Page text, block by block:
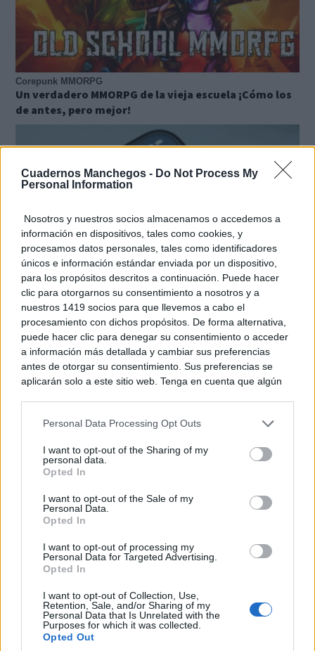
Cuadernos Manchegos - Do Not Process My
Personal Information
Nosotros y nuestros socios almacenamos o accedemos a
información en dispositivos, tales como cookies, y
procesamos datos personales, tales como identificadores
únicos e información estándar enviada por un dispositivo,
para los propósitos descritos a continuación. Puede hacer
clic para otorgarnos su consentimiento a nosotros y a
nuestros 1419 socios para que llevemos a cabo el
procesamiento con dichos propósitos. De forma alternativa,
puede hacer clic para denegar su consentimiento o acceder
a información más detallada y cambiar sus preferencias
antes de otorgar su consentimiento. Sus preferencias se
aplicarán solo a este sitio web. Tenga en cuenta que algún
rechazar tal procesamiento. Puede cambiar sus preferencias
a este sitio y haciendo clic en el botón "Privacidad" en la
parte inferior de la página web.
Please note that this website/app uses one or more Google
services and may gather and store information including but
not limited to your visit or usage behaviour. You may click to
use your data for below specified purposes in below Google
consent section.
Personal Data Processing Opt Outs
I want to opt-out of the Sharing of my
personal data.
Opted In
I want to opt-out of the Sale of my
Personal Data.
Opted In
I want to opt-out of processing my
Personal Data for Targeted Advertising.
Opted In
I want to opt-out of Collection, Use,
Retention, Sale, and/or Sharing of my
Personal Data that Is Unrelated with the
Purposes for which it was collected.
Opted Out
Corepunk MMORPG
Un verdadero MMORPG de la vieja escuela ¡Cómo los
de antes, pero mejor!
9 apps que valen oro
No son populares, pero sí extraordinariamente
útiles
No es tu imaginación
¿Ves caras en enchufes, coches o nubes? Tiene
explicación